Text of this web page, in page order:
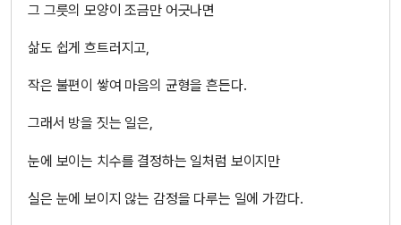
그 그릇의 모양이 조금만 어긋나면
삶도 쉽게 흐트러지고,
작은 불편이 쌓여 마음의 균형을 흔든다.
그래서 방을 짓는 일은,
눈에 보이는 치수를 결정하는 일처럼 보이지만
실은 눈에 보이지 않는 감정을 다루는 일에 가깝다.